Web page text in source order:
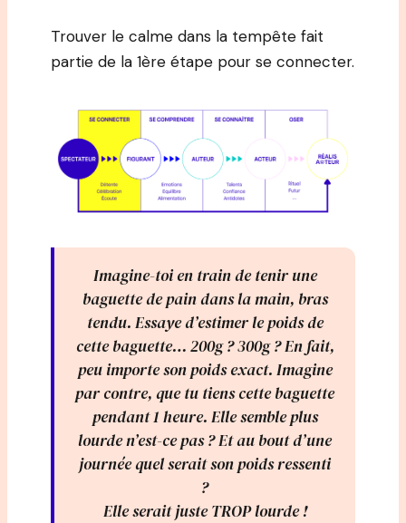
Trouver le calme dans la tempête fait
partie de la 1ère étape pour se connecter.
Imagine-toi en train de tenir une
baguette de pain dans la main, bras
tendu. Essaye d’estimer le poids de
cette baguette… 200g ? 300g ? En fait,
peu importe son poids exact. Imagine
par contre, que tu tiens cette baguette
pendant 1 heure. Elle semble plus
lourde n’est-ce pas ? Et au bout d’une
journée quel serait son poids ressenti
?
Elle serait juste TROP lourde !